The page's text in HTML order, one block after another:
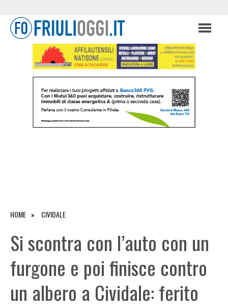
HOME CIVIDALE
Si scontra con l’auto con un
furgone e poi finisce contro
un albero a Cividale: ferito